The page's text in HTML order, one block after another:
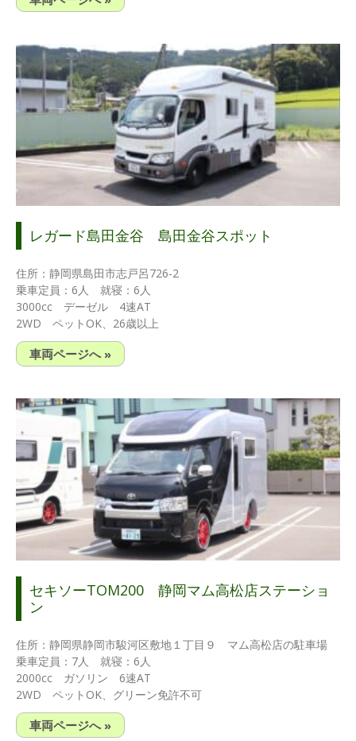
レガード島田金谷 島田金谷スポット
住所：静岡県島田市志戸呂726-2
乗車定員：6人 就寝：6人
3000cc デーゼル 4速AT
2WD ペットOK、26歳以上
車両ページへ »
セキソーTOM200 静岡マム高松店ステーショ
ン
住所：静岡県静岡市駿河区敷地１丁目９ マム高松店の駐車場
乗車定員：7人 就寝：6人
2000cc ガソリン 6速AT
2WD ペットOK、グリーン免許不可
車両ページへ »